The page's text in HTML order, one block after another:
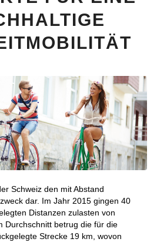
Schweiz den mit Abstand
dar. Im Jahr 2015 gingen 40
Distanzen zulasten von
Durchschnitt betrug die für die
Strecke 19 km, wovon